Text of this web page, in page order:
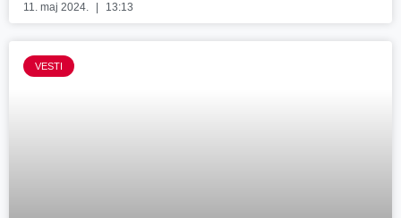
11. maj 2024. 13:13
VESTI